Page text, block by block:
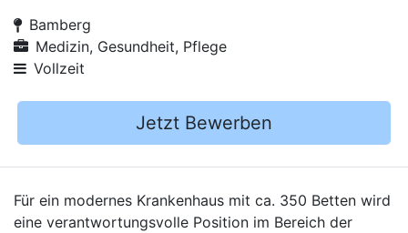
Bamberg
Medizin, Gesundheit, Pflege
Vollzeit
Jetzt Bewerben
Für ein modernes Krankenhaus mit ca. 350 Betten wird
eine verantwortungsvolle Position im Bereich der